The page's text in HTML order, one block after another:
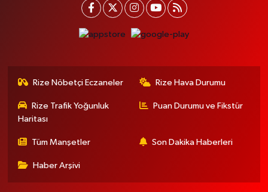
Rize Nöbetçi Eczaneler Rize Hava Durumu
Rize Trafik Yoğunluk
Haritası
Puan Durumu ve Fikstür
Tüm Manşetler Son Dakika Haberleri
Haber Arşivi